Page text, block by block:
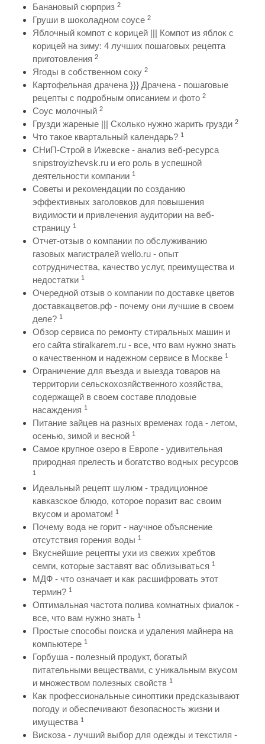
Банановый сюрприз 2
Груши в шоколадном соусе 2
Яблочный компот с корицей ||| Компот из яблок с
корицей на зиму: 4 лучших пошаговых рецепта
приготовления 2
Ягоды в собственном соку 2
Картофельная драчена }}} Драчена - пошаговые
рецепты с подробным описанием и фото 2
Соус молочный 2
Грузди жареные ||| Сколько нужно жарить грузди 2
Что такое квартальный календарь? 1
СНиП-Строй в Ижевске - анализ веб-ресурса
snipstroyizhevsk.ru и его роль в успешной
деятельности компании 1
Советы и рекомендации по созданию
эффективных заголовков для повышения
видимости и привлечения аудитории на веб-
страницу 1
Отчет-отзыв о компании по обслуживанию
газовых магистралей wello.ru - опыт
сотрудничества, качество услуг, преимущества и
недостатки 1
Очередной отзыв о компании по доставке цветов
доставкацветов.рф - почему они лучшие в своем
деле? 1
Обзор сервиса по ремонту стиральных машин и
его сайта stiralkarem.ru - все, что вам нужно знать
о качественном и надежном сервисе в Москве 1
Ограничение для въезда и выезда товаров на
территории сельскохозяйственного хозяйства,
содержащей в своем составе плодовые
насаждения 1
Питание зайцев на разных временах года - летом,
осенью, зимой и весной 1
Самое крупное озеро в Европе - удивительная
природная прелесть и богатство водных ресурсов
1
Идеальный рецепт шулюм - традиционное
кавказское блюдо, которое поразит вас своим
вкусом и ароматом! 1
Почему вода не горит - научное объяснение
отсутствия горения воды 1
Вкуснейшие рецепты ухи из свежих хребтов
семги, которые заставят вас облизываться 1
МДФ - что означает и как расшифровать этот
термин? 1
Оптимальная частота полива комнатных фиалок -
все, что вам нужно знать 1
Простые способы поиска и удаления майнера на
компьютере 1
Горбуша - полезный продукт, богатый
питательными веществами, с уникальным вкусом
и множеством полезных свойств 1
Как профессиональные синоптики предсказывают
погоду и обеспечивают безопасность жизни и
имущества 1
Вискоза - лучший выбор для одежды и текстиля -